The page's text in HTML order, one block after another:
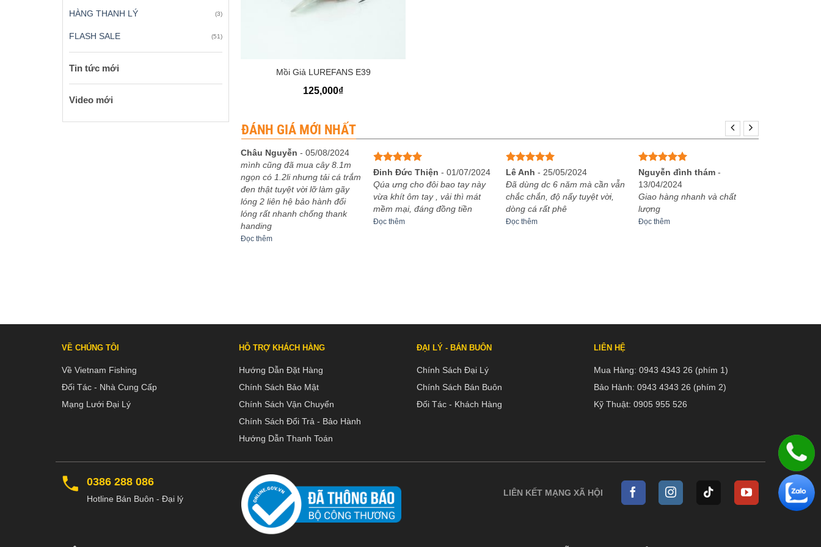
HÀNG THANH LÝ (3)
FLASH SALE (51)
Tin tức mới
Video mới
Mồi Giả LUREFANS E39
125,000₫
ĐÁNH GIÁ MỚI NHẤT
Châu Nguyễn -05/08/2024
mình cũng đã mua cây 8.1m
ngọn có 1.2li nhưng tải cá trắm
đen thật tuyệt vời lỡ làm gãy
lóng 2 liên hệ bảo hành đổi
lóng rất nhanh chống thank
handing
Đọc thêm
Được xếp
hạng
sao
Đinh Đức Thiện -01/07/2024
Qúa ưng cho đôi bao tay này
vừa khít ôm tay , vải thì mát
mềm mại, đáng đồng tiền
Đọc thêm
Được xếp
hạng
sao
Lê Anh - 25/05/2024
Đã dùng dc 6 năm mà cần vẫn
chắc chắn, độ nẩy tuyệt vời,
dòng cá rất phê
Đọc thêm
Được xếp
hạng55
sao
Nguyễn đình thám-
13/04/2024
Giao hàng nhanh và chất
lượng
Đọc thêm
VỀ CHÚNG TÔI
Về Vietnam Fishing
Đối Tác - Nhà Cung Cấp
Mạng Lưới Đại Lý
HỖ TRỢ KHÁCH HÀNG
Hướng Dẫn Đặt Hàng
Chính Sách Bảo Mật
Chính Sách Vận Chuyển
Chính Sách Đổi Trả - Bảo Hành
Hướng Dẫn Thanh Toán
ĐẠI LÝ - BÁN BUÔN
Chính Sách Đại Lý
Chính Sách Bán Buôn
Đối Tác - Khách Hàng
LIÊN HỆ
Mua Hàng:0943 4343 26 (phím 1)
Bảo Hành:0943 4343 26 (phím 2)
Kỹ Thuật:0905 955 526
0386 288 086
Hotline Bán Buôn - Đại lý
LIÊN KẾT MẠNG XÃ HỘI